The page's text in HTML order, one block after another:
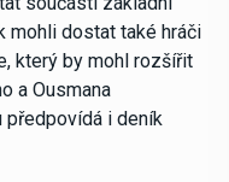
mohli dostat také hráči
který by mohl rozšířit
a Ousmana
předpovídá i deník